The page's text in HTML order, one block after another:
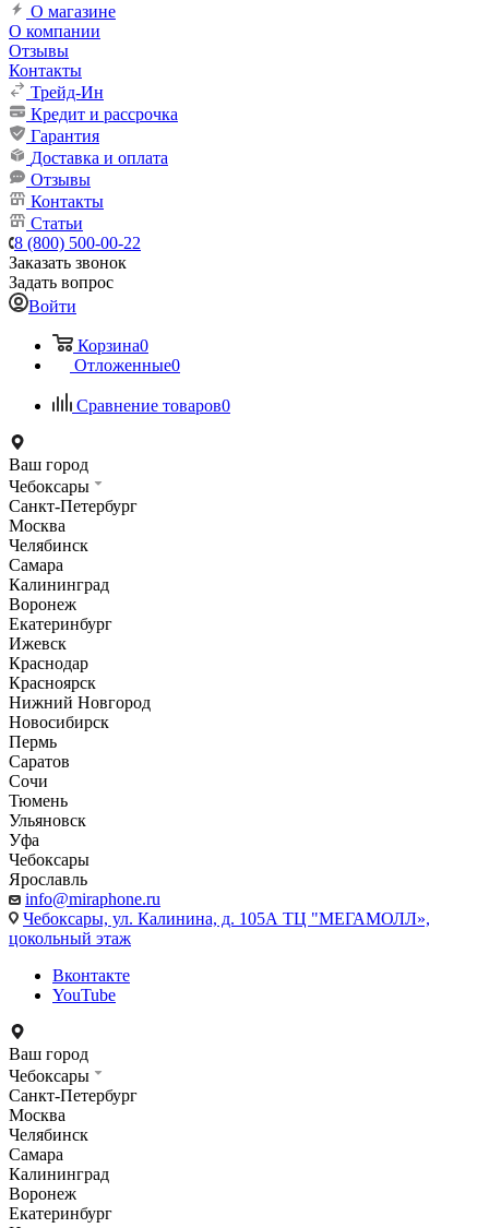
О магазине
О компании
Отзывы
Контакты
Трейд-Ин
Кредит и рассрочка
Гарантия
Доставка и оплата
Отзывы
Контакты
Статьи
8 (800) 500-00-22
Заказать звонок
Задать вопрос
Войти
Корзина0
Отложенные0
Сравнение товаров0
Ваш город
Чебоксары
Санкт-Петербург
Москва
Челябинск
Самара
Калининград
Воронеж
Екатеринбург
Ижевск
Краснодар
Красноярск
Нижний Новгород
Новосибирск
Пермь
Саратов
Сочи
Тюмень
Ульяновск
Уфа
Чебоксары
Ярославль
info@miraphone.ru
Чебоксары, ул. Калинина, д. 105А ТЦ "МЕГАМОЛЛ»,
цокольный этаж
Вконтакте
YouTube
Ваш город
Чебоксары
Санкт-Петербург
Москва
Челябинск
Самара
Калининград
Воронеж
Екатеринбург